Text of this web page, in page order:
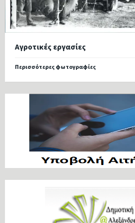
Αγροτικές εργασίες
Περισσότερες φωτογραφίες